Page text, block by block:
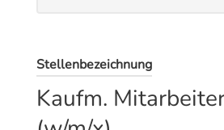
Stellenbezeichnung
Kaufm.